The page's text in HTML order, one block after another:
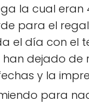
la cual
para el
el día con el
dejado de
y la
para